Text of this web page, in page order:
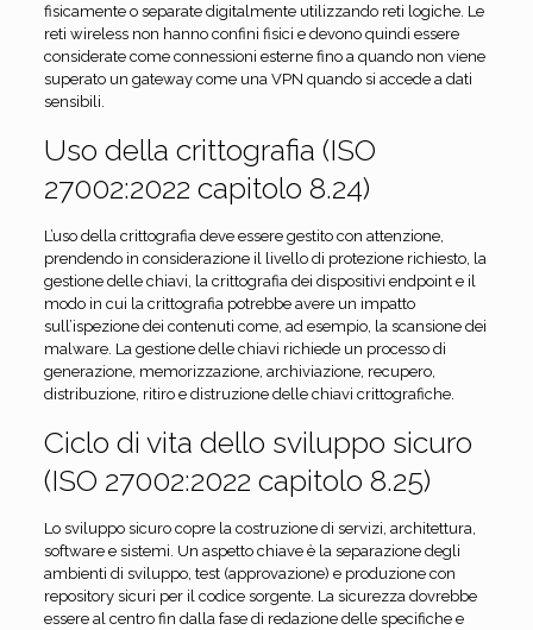
fisicamente o separate digitalmente utilizzando reti logiche. Le
reti wireless non hanno confini fisici e devono quindi essere
considerate come connessioni esterne fino a quando non viene
superato un gateway come una VPN quando si accede a dati
sensibili.
Uso della crittografia (ISO
27002:2022 capitolo 8.24)
L’uso della crittografia deve essere gestito con attenzione,
prendendo in considerazione il livello di protezione richiesto, la
gestione delle chiavi, la crittografia dei dispositivi endpoint e il
modo in cui la crittografia potrebbe avere un impatto
sull’ispezione dei contenuti come, ad esempio, la scansione dei
malware. La gestione delle chiavi richiede un processo di
generazione, memorizzazione, archiviazione, recupero,
distribuzione, ritiro e distruzione delle chiavi crittografiche.
Ciclo di vita dello sviluppo sicuro
(ISO 27002:2022 capitolo 8.25)
Lo sviluppo sicuro copre la costruzione di servizi, architettura,
software e sistemi. Un aspetto chiave è la separazione degli
ambienti di sviluppo, test (approvazione) e produzione con
repository sicuri per il codice sorgente. La sicurezza dovrebbe
essere al centro fin dalla fase di redazione delle specifiche e